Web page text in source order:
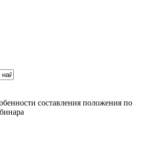
составления положения по